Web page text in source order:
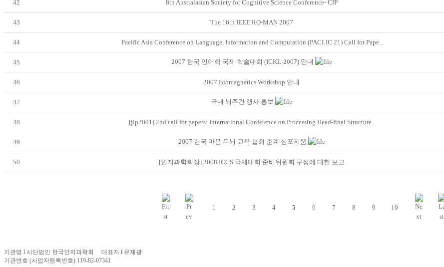
42 8th Australasian Society for Cognitive Science Conference- CfP
43 The 16th IEEE RO-MAN 2007
44 Pacific Asia Conference on Language, Information and Computation (PACLIC 21) Call for Pape..
45 2007 한국 언어학 국제 학술대회 (ICKL-2007) 안내
46 2007 Biomagnetics Workshop 안내
47 국내 뇌주간 행사 홍보
48 [jlp2001] 2nd call for papers: International Conference on Processing Head-final Structure..
49 2007 한국 마음 두뇌 교육 협회 춘계 심포지움
50 [인지과학회장] 2008 ICCS 국제대회 준비위원회 구성에 대한 보고
1 2 3 4 5 6 7 8 9 10
기관명 l 사단법인 한국인지과학회 대표자 l 유제광
기관번호 (사업자등록번호) 119-82-07341